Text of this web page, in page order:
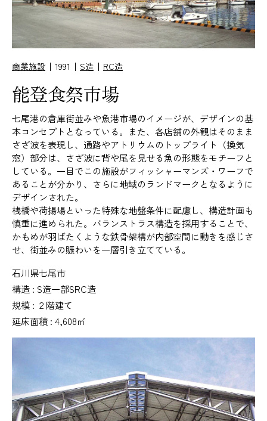
商業施設 1991 S造 RC造
能登食祭市場
七尾港の倉庫街並みや魚港市場のイメージが、デザインの基
本コンセプトとなっている。また、各店舗の外観はそのまま
さざ波を表現し、通路やアトリウムのトップライト（換気
窓）部分は、さざ波に背や尾を見せる魚の形態をモチーフと
している。一目でこの施設がフィッシャーマンズ・ワーフで
あることが分かり、さらに地域のランドマークとなるように
デザインされた。
桟橋や荷揚場といった特殊な地盤条件に配慮し、構造計画も
慎重に進められた。バランストラス構造を採用することで、
かもめが羽ばたくような鉄骨架構が内部空間に動きを感じさ
せ、街並みの賑わいを一層引き立てている。
石川県七尾市
構造 : S造一部SRC造
規模 : ２階建て
延床面積 : 4,608㎡